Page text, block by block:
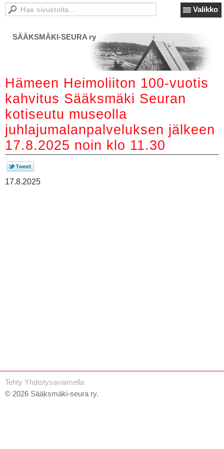
Valikko
SÄÄKSMÄKI-SEURA ry
Hämeen Heimoliiton 100-vuotis
kahvitus Sääksmäki Seuran
kotiseutu museolla
juhlajumalanpalveluksen jälkeen
17.8.2025 noin klo 11.30
17.8.2025
Tehty Yhdistysavaimella
© 2026 Sääksmäki-seura ry.